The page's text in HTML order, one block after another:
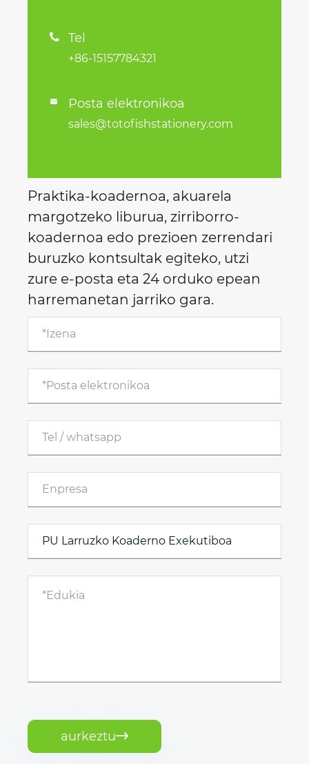
 Tel
+86-15157784321
 Posta elektronikoa
sales@totofishstationery.com
Praktika-koadernoa, akuarela
margotzeko liburua, zirriborro-
koadernoa edo prezioen zerrendari
buruzko kontsultak egiteko, utzi
zure e-posta eta 24 orduko epean
harremanetan jarriko gara.
aurkeztu